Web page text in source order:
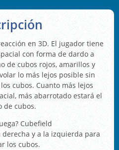
en 3D. El jugador tiene
con forma de dardo a
de cubos rojos, amarillos y
lo más lejos posible sin
cubos. Cuanto más lejos
más abarrotado estará el
de cubos.
Cubefield
y a la izquierda para
los cubos.